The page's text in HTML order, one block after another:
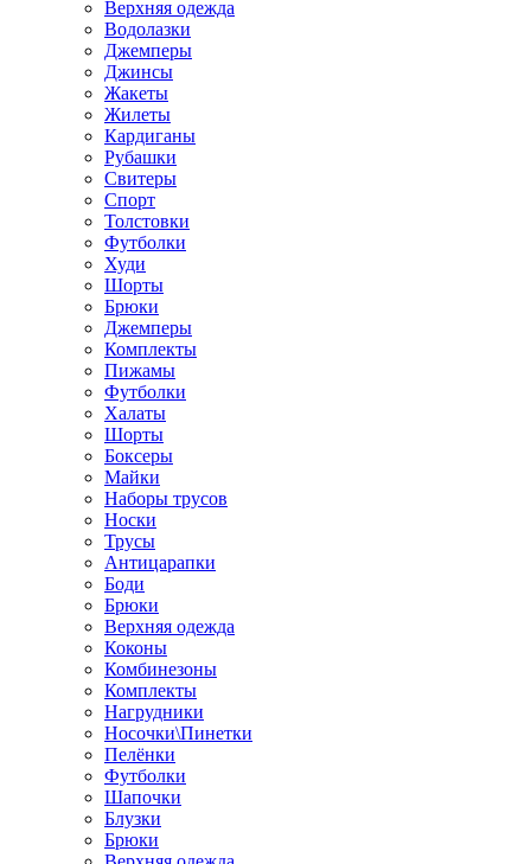
Верхняя одежда
Водолазки
Джемперы
Джинсы
Жакеты
Жилеты
Кардиганы
Рубашки
Свитеры
Спорт
Толстовки
Футболки
Худи
Шорты
Брюки
Джемперы
Комплекты
Пижамы
Футболки
Халаты
Шорты
Боксеры
Майки
Наборы трусов
Носки
Трусы
Антицарапки
Боди
Брюки
Верхняя одежда
Коконы
Комбинезоны
Комплекты
Нагрудники
Носочки\Пинетки
Пелёнки
Футболки
Шапочки
Блузки
Брюки